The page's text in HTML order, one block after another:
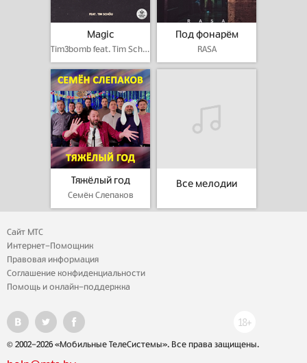
Magic
Tim3bomb feat. Tim Schou
Под фонарём
RASA
Тяжёлый год
Семён Слепаков
Все мелодии
Сайт МТС
Интернет-Помощник
Правовая информация
Соглашение конфиденциальности
Помощь и онлайн-поддержка
© 2002-2026 «Мобильные ТелеСистемы». Все права защищены.